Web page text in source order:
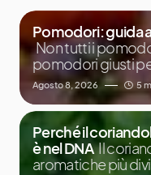
Pomodori: guida
Non tutti i
pomodori giusti
Agosto 8, 2026 5
Perché il
è nel DNA Il
aromatiche più